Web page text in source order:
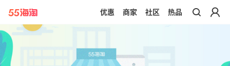
带你去官网买正品
优惠 商家 社区 热品